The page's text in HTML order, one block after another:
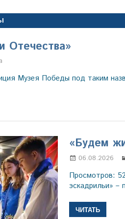
Отечества»
Музея Победы под таким
«Будем
06.08.2026
Просмотров:
эскадрильи» –
ЧИТАТЬ